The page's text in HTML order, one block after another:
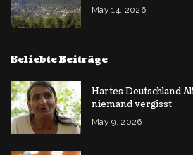
May 14, 2026
Beliebte Beiträge
Hartes Deutschland
niemand vergisst
May 9, 2026